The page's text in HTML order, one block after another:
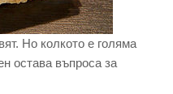
Но колкото е голяма
остава въпроса за